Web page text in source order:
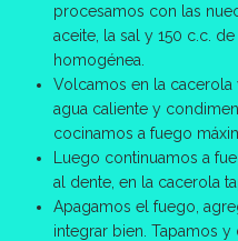
procesamos con las
aceite, la sal y 150 c.c.
homogénea.
Volcamos en la cacerola
agua caliente y
cocinamos a fuego
Luego continuamos a
al dente, en la cacerola
Apagamos el fuego,
integrar bien. Tapamos